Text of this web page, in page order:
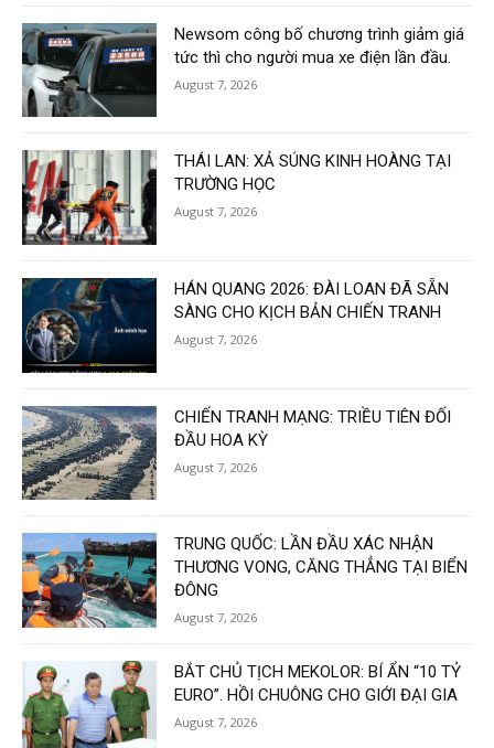
Newsom công bố chương trình giảm giá
tức thì cho người mua xe điện lần đầu.
August 7, 2026
THÁI LAN: XẢ SÚNG KINH HOÀNG TẠI
TRƯỜNG HỌC
August 7, 2026
HÁN QUANG 2026: ĐÀI LOAN ĐÃ SẴN
SÀNG CHO KỊCH BẢN CHIẾN TRANH
August 7, 2026
CHIẾN TRANH MẠNG: TRIỀU TIÊN ĐỐI
ĐẦU HOA KỲ
August 7, 2026
TRUNG QUỐC: LẦN ĐẦU XÁC NHẬN
THƯƠNG VONG, CĂNG THẲNG TẠI BIỂN
ĐÔNG
August 7, 2026
BẮT CHỦ TỊCH MEKOLOR: BÍ ẨN “10 TỶ
EURO”. HỒI CHUÔNG CHO GIỚI ĐẠI GIA
August 7, 2026